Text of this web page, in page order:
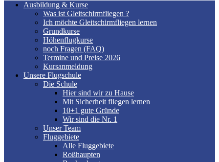
Ausbildung & Kurse
Was ist Gleitschirmfliegen ?
Ich möchte Gleitschirmfliegen lernen
Grundkurse
Höhenflugkurse
noch Fragen (FAQ)
Termine und Preise 2026
Kursanmeldung
Unsere Flugschule
Die Schule
Hier sind wir zu Hause
Mit Sicherheit fliegen lernen
10+1 gute Gründe
Wir sind die Nr. 1
Unser Team
Fluggebiete
Alle Fluggebiete
Roßhaupten